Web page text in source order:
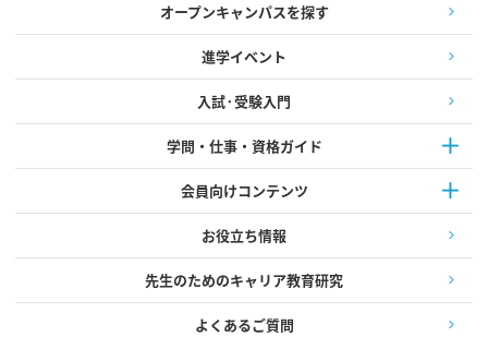
オープンキャンパスを探す
進学イベント
入試·受験入門
学問・仕事・資格ガイド
会員向けコンテンツ
お役立ち情報
先生のためのキャリア教育研究
よくあるご質問